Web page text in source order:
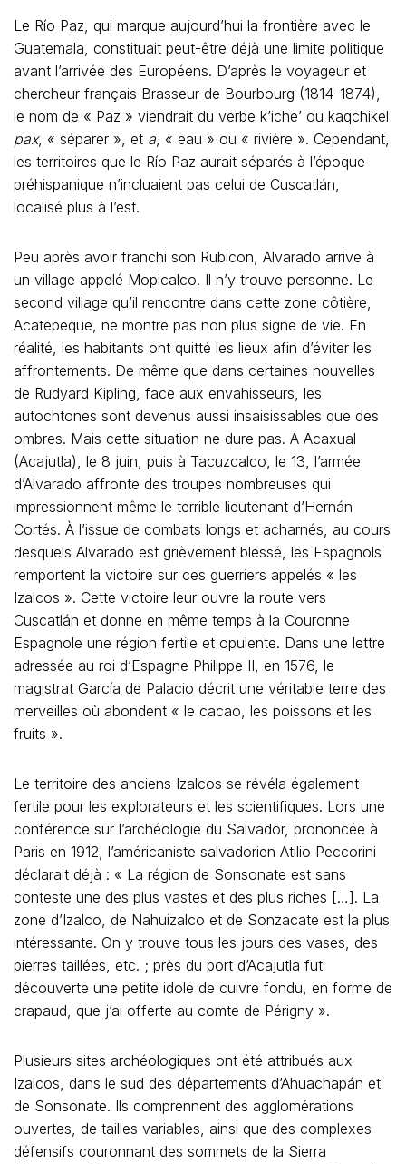
Le Río Paz, qui marque aujourd’hui la frontière avec le
Guatemala, constituait peut-être déjà une limite politique
avant l’arrivée des Européens. D’après le voyageur et
chercheur français Brasseur de Bourbourg (1814-1874),
le nom de « Paz » viendrait du verbe k’iche’ ou kaqchikel
pax, « séparer », et a, « eau » ou « rivière ». Cependant,
les territoires que le Río Paz aurait séparés à l’époque
préhispanique n’incluaient pas celui de Cuscatlán,
localisé plus à l’est.
Peu après avoir franchi son Rubicon, Alvarado arrive à
un village appelé Mopicalco. Il n’y trouve personne. Le
second village qu’il rencontre dans cette zone côtière,
Acatepeque, ne montre pas non plus signe de vie. En
réalité, les habitants ont quitté les lieux afin d’éviter les
affrontements. De même que dans certaines nouvelles
de Rudyard Kipling, face aux envahisseurs, les
autochtones sont devenus aussi insaisissables que des
ombres. Mais cette situation ne dure pas. A Acaxual
(Acajutla), le 8 juin, puis à Tacuzcalco, le 13, l’armée
d’Alvarado affronte des troupes nombreuses qui
impressionnent même le terrible lieutenant d’Hernán
Cortés. À l’issue de combats longs et acharnés, au cours
desquels Alvarado est grièvement blessé, les Espagnols
remportent la victoire sur ces guerriers appelés « les
Izalcos ». Cette victoire leur ouvre la route vers
Cuscatlán et donne en même temps à la Couronne
Espagnole une région fertile et opulente. Dans une lettre
adressée au roi d’Espagne Philippe II, en 1576, le
magistrat García de Palacio décrit une véritable terre des
merveilles où abondent « le cacao, les poissons et les
fruits ».
Le territoire des anciens Izalcos se révéla également
fertile pour les explorateurs et les scientifiques. Lors une
conférence sur l’archéologie du Salvador, prononcée à
Paris en 1912, l’américaniste salvadorien Atilio Peccorini
déclarait déjà : « La région de Sonsonate est sans
conteste une des plus vastes et des plus riches […]. La
zone d’Izalco, de Nahuizalco et de Sonzacate est la plus
intéressante. On y trouve tous les jours des vases, des
pierres taillées, etc. ; près du port d’Acajutla fut
découverte une petite idole de cuivre fondu, en forme de
crapaud, que j’ai offerte au comte de Périgny ».
Plusieurs sites archéologiques ont été attribués aux
Izalcos, dans le sud des départements d’Ahuachapán et
de Sonsonate. Ils comprennent des agglomérations
ouvertes, de tailles variables, ainsi que des complexes
défensifs couronnant des sommets de la Sierra